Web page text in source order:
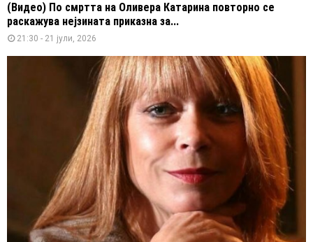
(Видео) По смртта на Оливера Катарина повторно се
раскажува нејзината приказна за...
21:30 - 21 јули, 2026